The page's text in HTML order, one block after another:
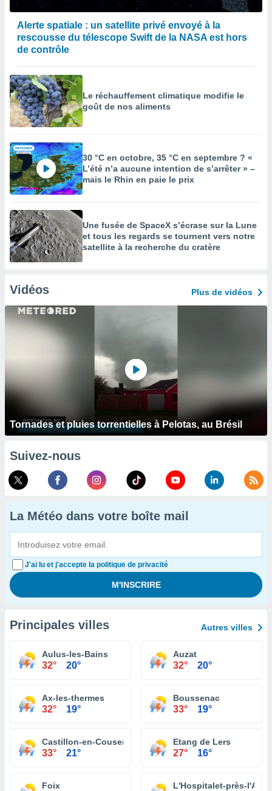
Alerte spatiale : un satellite privé envoyé à la
rescousse du télescope Swift de la NASA est hors
de contrôle
Le réchauffement climatique modifie le
goût de nos aliments
30 °C en octobre, 35 °C en septembre ? «
L’été n’a aucune intention de s’arrêter » –
mais le Rhin en paie le prix
Une fusée de SpaceX s’écrase sur la Lune
et tous les regards se tournent vers notre
satellite à la recherche du cratère
Vidéos Plus de vidéos
Tornades et pluies torrentielles à Pelotas, au Brésil
Suivez-nous
La Météo dans votre boîte mail
J'ai lu et j'accepte la politique de privacité
Principales villes Autres villes
Aulus-les-Bains
32° 20°
Auzat
32° 20°
Ax-les-thermes
32° 19°
Boussenac
33° 19°
Castillon-en-Couserans
33° 21°
Etang de Lers
27° 16°
Foix L'Hospitalet-près-